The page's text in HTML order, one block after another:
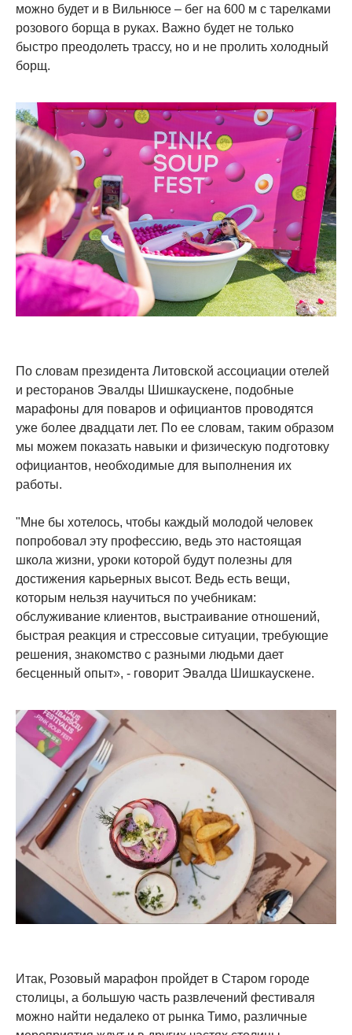
можно будет и в Вильнюсе – бег на 600 м с тарелками
розового борща в руках. Важно будет не только
быстро преодолеть трассу, но и не пролить холодный
борщ.
По словам президента Литовской ассоциации отелей
и ресторанов Эвалды Шишкаускене, подобные
марафоны для поваров и официантов проводятся
уже более двадцати лет. По ее словам, таким образом
мы можем показать навыки и физическую подготовку
официантов, необходимые для выполнения их
работы.
"Мне бы хотелось, чтобы каждый молодой человек
попробовал эту профессию, ведь это настоящая
школа жизни, уроки которой будут полезны для
достижения карьерных высот. Ведь есть вещи,
которым нельзя научиться по учебникам:
обслуживание клиентов, выстраивание отношений,
быстрая реакция и стрессовые ситуации, требующие
решения, знакомство с разными людьми дает
бесценный опыт», - говорит Эвалда Шишкаускене.
Итак, Розовый марафон пройдет в Старом городе
столицы, а большую часть развлечений фестиваля
можно найти недалеко от рынка Тимо, различные